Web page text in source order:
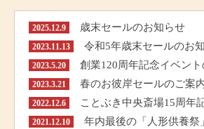
2025.12.9 歳末セールのお知らせ
2023.11.13 令和5年歳末セールのお
2023.5.20 創業120周年記念イベン
2023.3.21 春のお彼岸セールのご案
2022.12.6 ことぶき中央斎場15周年
2021.12.10 年内最後の「人形供養祭